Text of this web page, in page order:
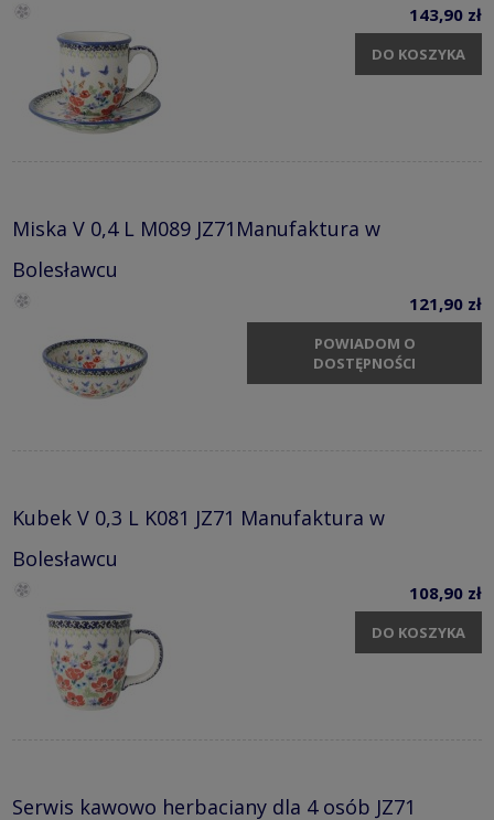
143,90 zł
DO KOSZYKA
Miska V 0,4 L M089 JZ71Manufaktura w
Bolesławcu
121,90 zł
POWIADOM O
DOSTĘPNOŚCI
Kubek V 0,3 L K081 JZ71 Manufaktura w
Bolesławcu
108,90 zł
DO KOSZYKA
Serwis kawowo herbaciany dla 4 osób JZ71